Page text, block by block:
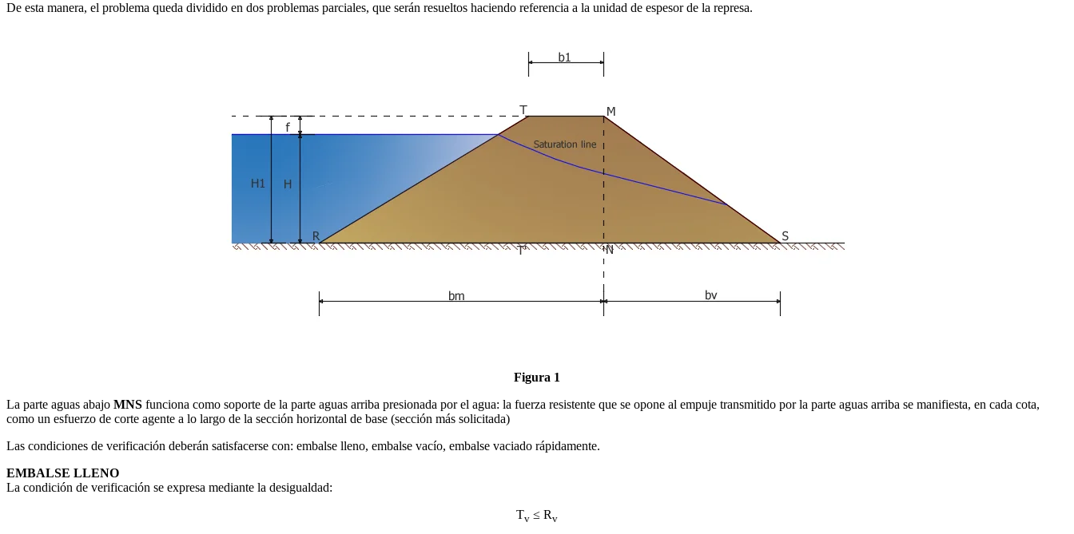
De esta manera, el problema queda dividido en dos problemas parciales, que serán resueltos haciendo referencia a la unidad de espesor de la represa.
Figura 1
La parte aguas abajo MNS funciona como soporte de la parte aguas arriba presionada por el agua: la fuerza resistente que se opone al empuje transmitido por la parte aguas arriba se manifiesta, en cada cota,
como un esfuerzo de corte agente a lo largo de la sección horizontal de base (sección más solicitada)
Las condiciones de verificación deberán satisfacerse con: embalse lleno, embalse vacío, embalse vaciado rápidamente.
EMBALSE LLENO
La condición de verificación se expresa mediante la desigualdad:
Tv ≤ Rv